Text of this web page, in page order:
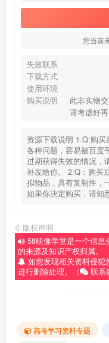
您当前
失效联系
下载方式
使用环境
购买说明
此非实物
请考虑好
资源下载说明 1.Q:购
各种问题，容易被百度
过期获得失效的情况，
补发给你。 2.Q：购买
拟物品，具有复制性，
如果你决定购买，请知
© 版权声明
58映像学堂是一个信
的来源及知识产权归属。
如您发现相关资料侵犯
进行删除处理。（
联系
高考学习资料专题